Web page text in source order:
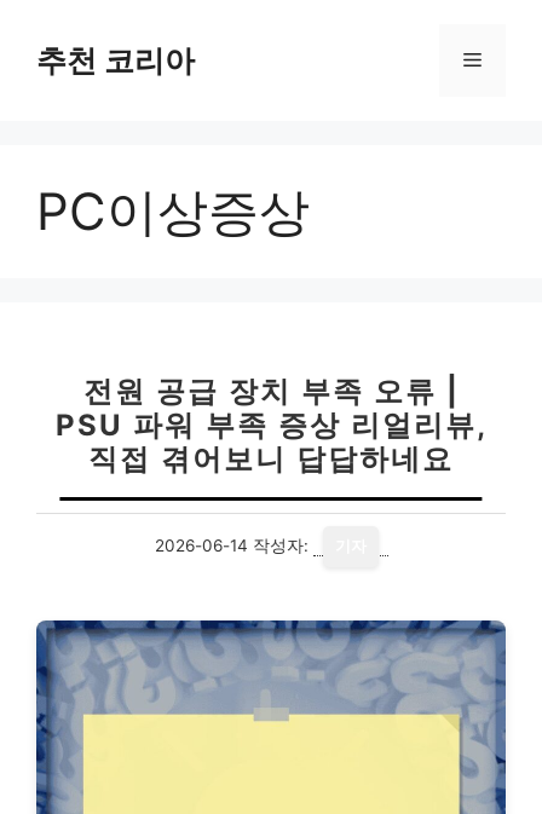
추천 코리아 메
PC이상증상
전원 공급 장치 부족 오류 |
PSU 파워 부족 증상 리얼리뷰,
직접 겪어보니 답답하네요
2026-06-14 작성자: